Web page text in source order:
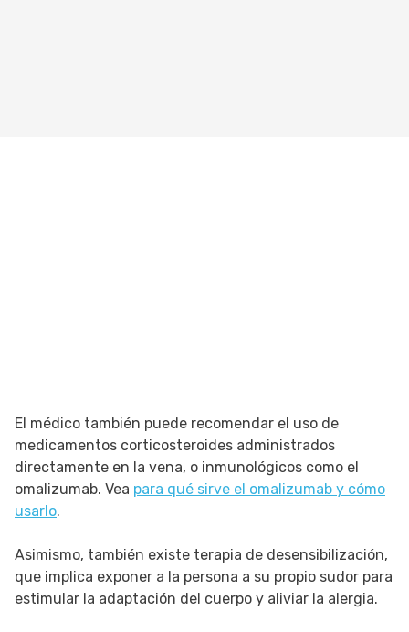
El médico también puede recomendar el uso de
medicamentos corticosteroides administrados
directamente en la vena, o inmunológicos como el
omalizumab. Vea para qué sirve el omalizumab y cómo
usarlo.
Asimismo, también existe terapia de desensibilización,
que implica exponer a la persona a su propio sudor para
estimular la adaptación del cuerpo y aliviar la alergia.